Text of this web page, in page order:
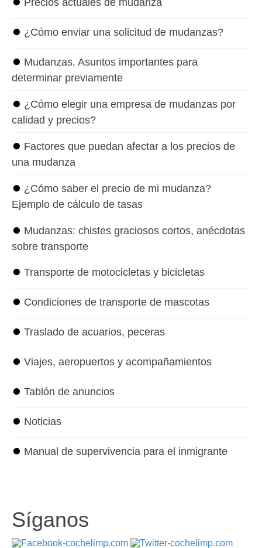
⏺ Precios actuales de mudanza
⏺ ¿Cómo enviar una solicitud de mudanzas?
⏺ Mudanzas. Asuntos importantes para
determinar previamente
⏺ ¿Cómo elegir una empresa de mudanzas por
calidad y precios?
⏺ Factores que puedan afectar a los precios de
una mudanza
⏺ ¿Cómo saber el precio de mi mudanza?
Ejemplo de cálculo de tasas
⏺ Mudanzas: chistes graciosos cortos, anécdotas
sobre transporte
⏺ Transporte de motocicletas y bicicletas
⏺ Condiciones de transporte de mascotas
⏺ Traslado de acuarios, peceras
⏺ Viajes, aeropuertos y acompañamientos
⏺ Tablón de anuncios
⏺ Noticias
⏺ Manual de supervivencia para el inmigrante
Síganos